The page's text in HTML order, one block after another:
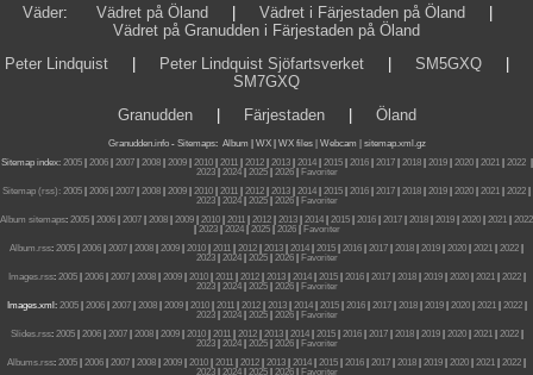
Väder: Vädret på Öland Vädret i Färjestaden på Öland
Vädret på Granudden i Färjestaden på Öland
Peter Lindquist
Peter Lindquist Sjöfartsverket SM5GXQ
SM7GXQ
Granudden| Färjestaden| Öland
Granudden.info- Sitemaps: Album WX WX files | Webcam |
sitemap.xml.gz
Sitemap index: 2005| 2006| 2007| 2008| 2009| 2010| 2011| 2012| 2013| 2014| 2015| 2016| 2017| 2018| 2019| 2020| 2021| 2022|
2023| 2024| 2025| 2026|
Favoriter
Sitemap (rss): 2005 2006 2007 2008 2009 2010 2011 2012 2013 2014 2015 2016 2017 2018 2019 2020 2021 2022
2023| 2024| 2025| 2026|
Favoriter
Album sitemaps: 2005 2006 2007 2008 2009 2010 2011 2012 2013 2014 2015 2016 2017 2018 2019 2020 2021
2022
2023| 2024| 2025| 2026|
Favoriter
Album.rss: 2005 2006 2007 2008 2009 2010 2011 2012 2013 2014 2015 2016 2017 2018 2019 2020 2021 2022
2023| 2024| 2025| 2026|
Favoriter
Images.rss: 2005| 2006| 2007| 2008| 2009| 2010| 2011| 2012| 2013| 2014| 2015| 2016| 2017| 2018| 2019| 2020| 2021| 2022|
2023| 2024| 2025| 2026|
Favoriter
Images.xml: 2005| 2006| 2007| 2008| 2009| 2010| 2011| 2012| 2013| 2014| 2015| 2016| 2017| 2018| 2019| 2020| 2021| 2022|
2023| 2024| 2025| 2026|
Favoriter
Slides.rss: 2005| 2006| 2007| 2008| 2009| 2010| 2011| 2012| 2013| 2014| 2015| 2016| 2017| 2018| 2019| 2020| 2021| 2022|
2023| 2024| 2025| 2026|
Favoriter
Albums.rss: 2005 2006 2007 2008 2009 2010 2011 2012 2013 2014 2015 2016 2017 2018 2019 2020 2021 2022
2023| 2024| 2025| 2026|
Favoriter